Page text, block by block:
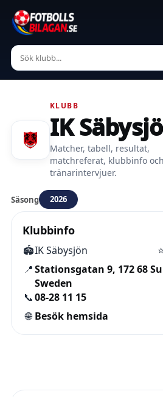
KLUBB
IK
Matcher, tabell, resultat,
matchreferat, klubbinfo och
tränarintervjuer.
Säsong 2026
Klubbinfo
🏟️IK Säbysjön ⭐
📍Stationsgatan 9, 172 68
Sweden
📞08-28 11 15
🌐 Besök hemsida